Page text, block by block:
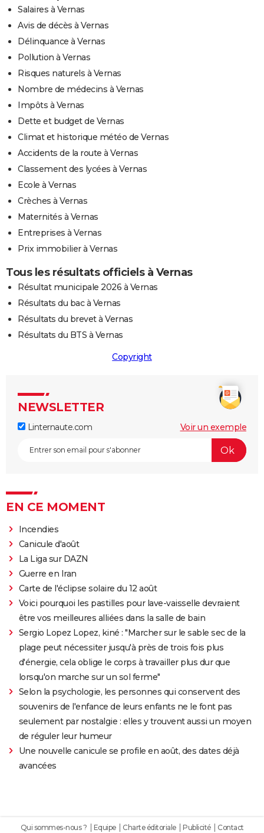
Salaires à Vernas
Avis de décès à Vernas
Délinquance à Vernas
Pollution à Vernas
Risques naturels à Vernas
Nombre de médecins à Vernas
Impôts à Vernas
Dette et budget de Vernas
Climat et historique météo de Vernas
Accidents de la route à Vernas
Classement des lycées à Vernas
Ecole à Vernas
Crèches à Vernas
Maternités à Vernas
Entreprises à Vernas
Prix immobilier à Vernas
Tous les résultats officiels à Vernas
Résultat municipale 2026 à Vernas
Résultats du bac à Vernas
Résultats du brevet à Vernas
Résultats du BTS à Vernas
Copyright
NEWSLETTER
Linternaute.com Voir un exemple
EN CE MOMENT
Incendies
Canicule d'août
La Liga sur DAZN
Guerre en Iran
Carte de l'éclipse solaire du 12 août
Voici pourquoi les pastilles pour lave-vaisselle devraient
être vos meilleures alliées dans la salle de bain
Sergio Lopez Lopez, kiné : "Marcher sur le sable sec de la
plage peut nécessiter jusqu'à près de trois fois plus
d'énergie, cela oblige le corps à travailler plus dur que
lorsqu'on marche sur un sol ferme"
Selon la psychologie, les personnes qui conservent des
souvenirs de l'enfance de leurs enfants ne le font pas
seulement par nostalgie : elles y trouvent aussi un moyen
de réguler leur humeur
Une nouvelle canicule se profile en août, des dates déjà
avancées
Qui sommes-nous ? Equipe Charte éditoriale Publicité Contact